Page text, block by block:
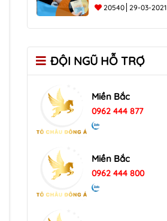
20540 29-03-2021
ĐỘI NGŨ HỖ TRỢ
Miền Bắc
0962 444 877
Miền Bắc
0962 444 800